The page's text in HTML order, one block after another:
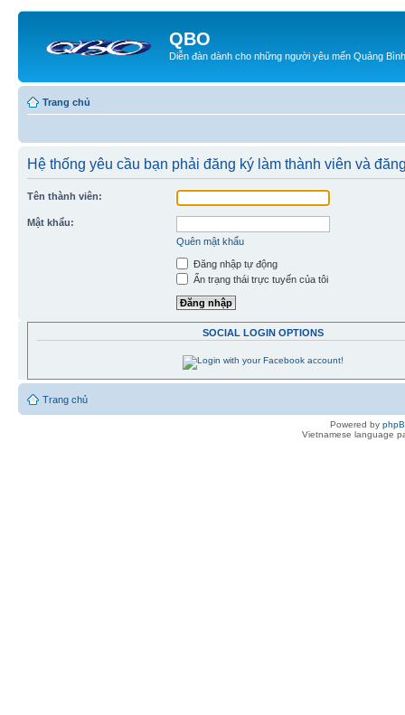
QBO
Diễn đàn dành cho những người yêu mến Quảng Bình
Trang chủ
Hệ thống yêu cầu bạn phải đăng ký làm thành viên và
Tên thành viên:
Mật khẩu:
Quên mật khẩu
Đăng nhập tự động
Ẩn trạng thái trực tuyến của tôi
SOCIAL LOGIN OPTIONS
Trang chủ
Powered by
Vietnamese language